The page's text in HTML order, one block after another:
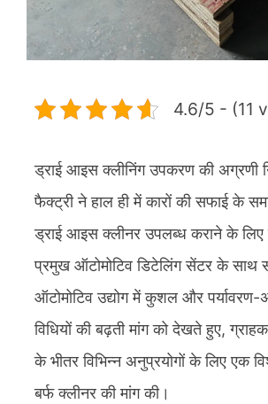
4.6/5 - (11
ड्राई आइस क्लीनिंग उपकरण की अग्रणी
फैक्ट्री ने हाल ही में कारों की सफाई के
ड्राई आइस क्लीनर उपलब्ध कराने के लिए
प्रमुख ऑटोमोटिव डिटेलिंग सेंटर के साथ
ऑटोमोटिव उद्योग में कुशल और
विधियों की बढ़ती मांग को देखते हुए,
के भीतर विभिन्न अनुप्रयोगों के लिए एक
बर्फ क्लीनर की मांग की।